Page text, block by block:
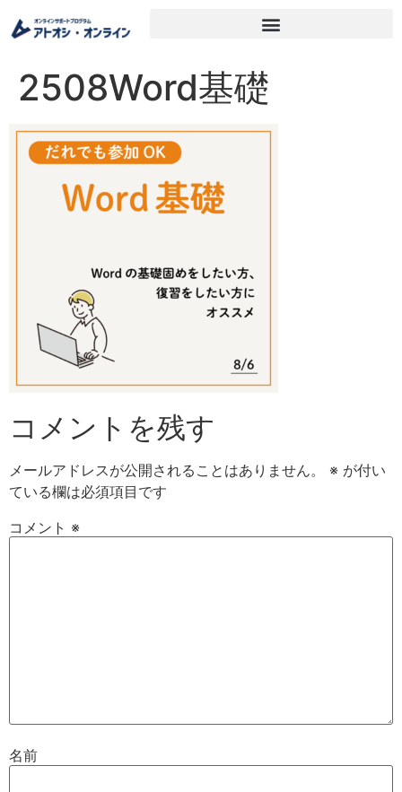
2508Word基礎
コメントを残す
メールアドレスが公開されることはありません。 ※ が付い
ている欄は必須項目です
コメント ※
名前